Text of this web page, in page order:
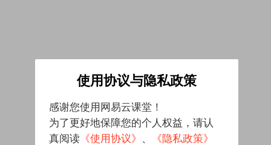
使用协议与隐私政策
感谢您使用网易云课堂！
为了更好地保障您的个人权益，请认
真阅读 《使用协议》 、
《隐私政策》